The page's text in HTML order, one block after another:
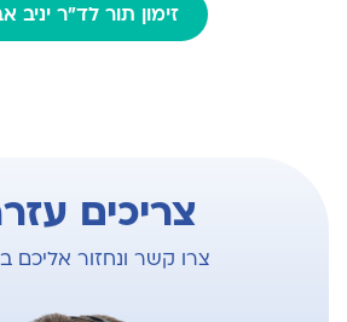
זימון תור לד"ר יניב
צריכים
צרו קשר ונחזור אליכם